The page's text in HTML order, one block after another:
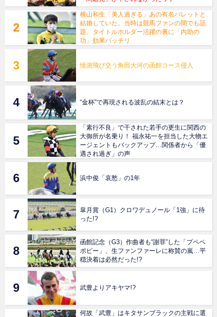
横山和生「美人過ぎる」あの有名バレットと
結婚していた。当時は競馬ファンの間でも話
題、タイトルホルダー活躍の裏に「内助の
功」効果バッチリ
憶測飛び交う角田大河の函館コース侵入
“金杯”で再現される波乱の結末とは？
「素行不良」で干された若手の更生に関西の
大御所が名乗り！ 福永祐一を担当した大物エ
ージェントもバックアップ…関係者から「優
遇され過ぎ」の声
浜中俊「哀愁」の1年
皐月賞（G1）クロワデュノール「1強」に待
った!?
函館記念（G3）作曲者も“謝罪”した「プペペ
ポピー」、生ファンファーレに称賛の嵐…平
穏決着は必然だった!?
武豊よりアキヤマ!?
何故「武豊」はキタサンブラックの主戦に選